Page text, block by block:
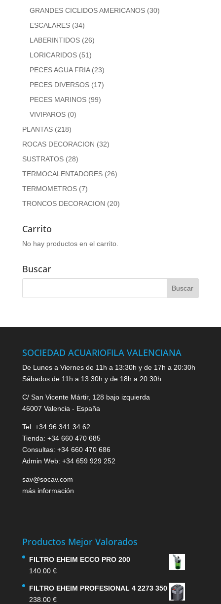
GRANDES CICLIDOS AMERICANOS (30)
ESCALARES (34)
LABERINTIDOS (26)
LORICARIDOS (51)
PECES AGUA FRIA (23)
PECES DIVERSOS (17)
PECES MARINOS (99)
VIVIPAROS (0)
PLANTAS (218)
ROCAS DECORACION (32)
SUSTRATOS (28)
TERMOCALENTADORES (26)
TERMOMETROS (7)
TRONCOS DECORACION (20)
Carrito
No hay productos en el carrito.
Buscar
SOCIEDAD ACUARIOFILA VALENCIANA
De Lunes a Viernes de 11h a 13:30h y de 17h a 20:30h
Sábados de 11h a 13:30h y de 18h a 20:30h
C/ San Vicente Mártir, 128 bajo izquierda
46007 Valencia - España
Tel: +34 96 341 34 62
Tienda: +34 660 470 685
Consultas: +34 660 470 686
Admin Web: +34 659 929 252
sav@socav.com
más información
Productos Mejor Valorados
FILTRO EHEIM ECCO PRO 200
140.00 €
FILTRO EHEIM PROFESIONAL 4 2273 350
238.00 €